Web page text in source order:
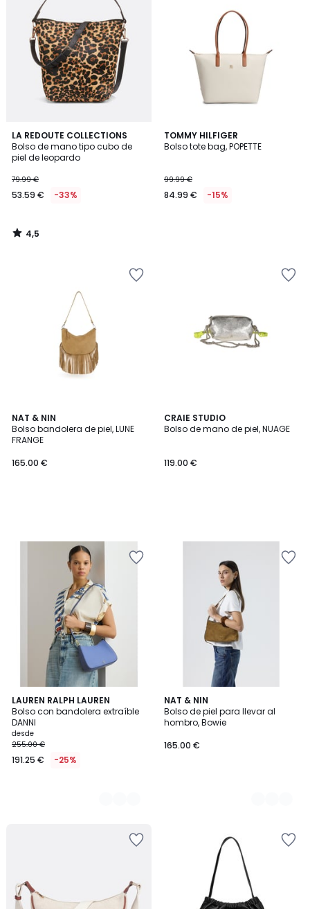
LA REDOUTE COLLECTIONS
Bolso de mano tipo cubo de
piel de leopardo
79.99 €
53.59 € -33%
4,5
/ 5
4,5
/
TOMMY HILFIGER
Bolso tote bag, POPETTE
99.99 €
84.99 € -15%
NAT & NIN
Bolso bandolera de piel, LUNE
FRANGE
165.00 €
CRAIE STUDIO
Bolso de mano de piel, NUAGE
119.00 €
LAUREN RALPH LAUREN
Bolso con bandolera extraíble
DANNI
desde
255.00 €
191.25 € -25%
2
Colores
NAT & NIN
Bolso de piel para llevar al
hombro, Bowie
165.00 €
4
Colores